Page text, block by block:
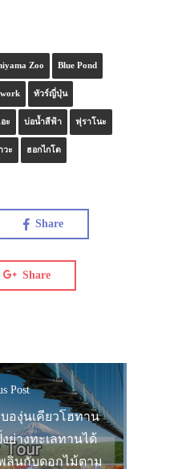
Zoo Blue Pond
ทัวร์ญี่ปุ่น
ะ บ่อน้ำสีฟ้า ฟุราโนะ
วะ ฮอกไกโด
Share
Share
Post
องุ่นเคียวโฮทาน
ย่างทะเลทานได้
ลินกับดอกไม้ตาม